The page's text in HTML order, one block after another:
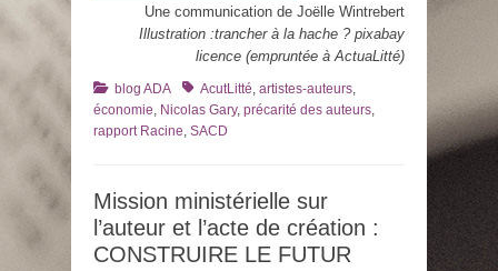
Une communication de Joëlle Wintrebert
Illustration :trancher à la hache ? pixabay
licence (empruntée à ActuaLitté)
Catégories
blog ADA TagsAcutLitté, artistes-auteurs,
économie, Nicolas Gary, précarité des auteurs,
rapport Racine, SACD
Mission ministérielle sur
l’auteur et l’acte de création :
CONSTRUIRE LE FUTUR